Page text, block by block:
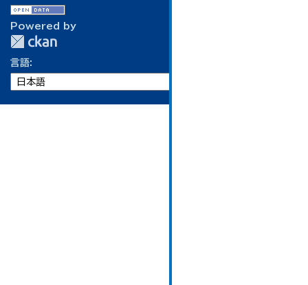
Powered by
言語